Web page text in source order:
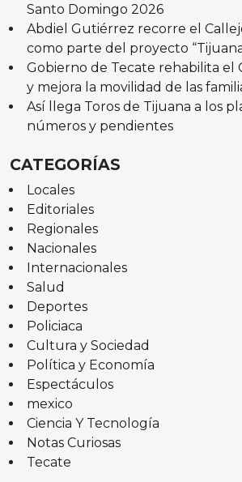
Santo Domingo 2026
Abdiel Gutiérrez recorre el
como parte del proyecto
Gobierno de Tecate rehabilita el
y mejora la movilidad de las
Así llega Toros de Tijuana a los
números y pendientes
CATEGORÍAS
Locales
Editoriales
Regionales
Nacionales
Internacionales
Salud
Deportes
Policiaca
Cultura y Sociedad
Política y Economía
Espectáculos
mexico
Ciencia Y Tecnología
Notas Curiosas
Tecate